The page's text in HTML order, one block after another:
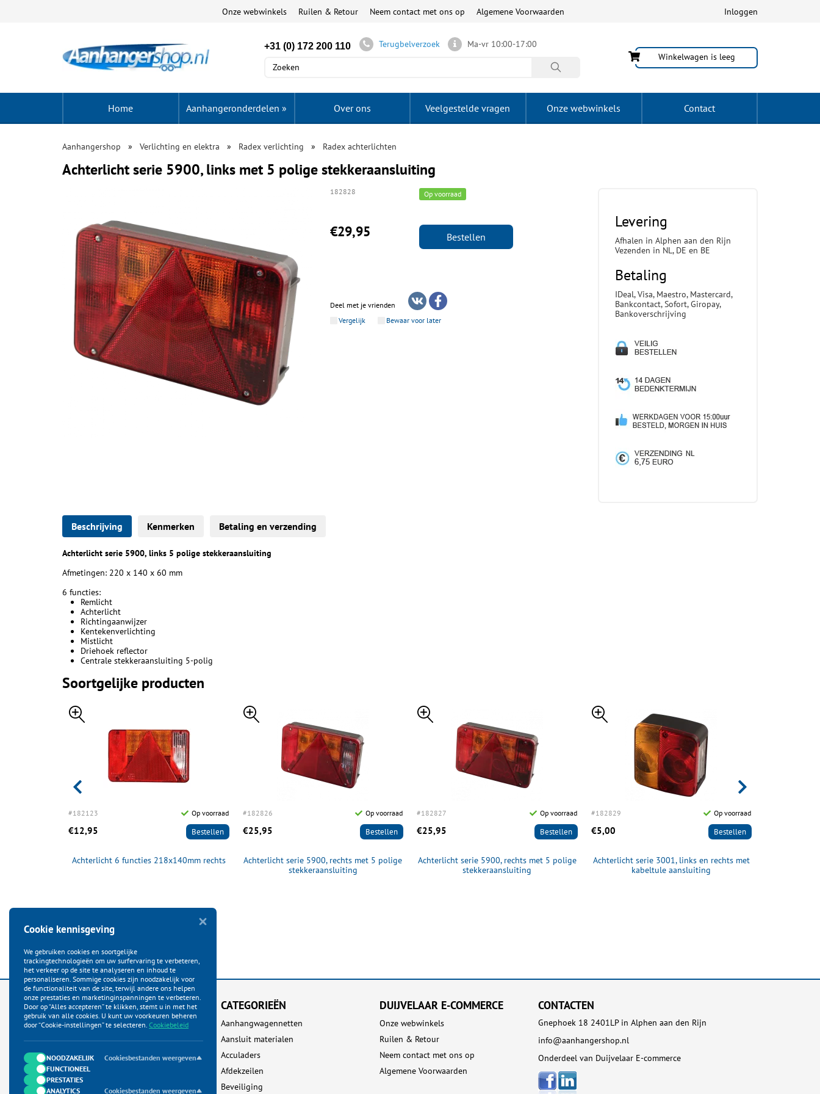
Inloggen
Onze webwinkels Ruilen & Retour Neem contact met ons op Algemene Voorwaarden
+31 (0) 172 200 110 Terugbelverzoek
Ma-vr 10:00-17:00
Winkelwagen is leeg
Home Aanhangeronderdelen » Over ons Veelgestelde vragen Onze webwinkels Contact
Aanhangershop Verlichting en elektra Radex verlichting Radex achterlichten
Achterlicht serie 5900, links met 5 polige stekkeraansluiting
182828 Op voorraad
€29,95 Bestellen
Deel met je vrienden
Vergelijk
Bewaar voor later
Levering
Afhalen in Alphen aan den Rijn
Vezenden in NL, DE en BE
Betaling
IDeal, Visa, Maestro, Mastercard,
Bankcontact, Sofort, Giropay,
Bankoverschrijving
Beschrijving Kenmerken Betaling en verzending
Achterlicht serie 5900, links 5 polige stekkeraansluiting
Afmetingen: 220 x 140 x 60 mm
6 functies:
Remlicht
Achterlicht
Richtingaanwijzer
Kentekenverlichting
Mistlicht
Driehoek reflector
Centrale stekkeraansluiting 5-polig
Soortgelijke producten
#182123 Op voorraad
€12,95 Bestellen
Achterlicht 6 functies 218x140mm rechts
#182826 Op voorraad
€25,95 Bestellen
Achterlicht serie 5900, rechts met 5 polige
stekkeraansluiting
#182827 Op voorraad
€25,95 Bestellen
Achterlicht serie 5900, rechts met 5 polige
stekkeraansluiting
#182829 Op voorraad
€5,00 Bestellen
Achterlicht serie 3001, links en rechts met
kabeltule aansluiting
KLANTENSERVICE
Startpagina
Bestellen
Betalen
Verzenden
Ruilen & Retour
CATEGORIEËN
Aanhangwagennetten
Aansluit materialen
Acculaders
Afdekzeilen
Beveiliging
DUIJVELAAR E-COMMERCE
Onze webwinkels
Ruilen & Retour
Neem contact met ons op
Algemene Voorwaarden
CONTACTEN
Gnephoek 18 2401LP in Alphen aan den Rijn
info@aanhangershop.nl
Onderdeel van Duijvelaar E-commerce
Cookie kennisgeving
We gebruiken cookies en soortgelijke
trackingtechnologieën om uw surfervaring te verbeteren,
het verkeer op de site te analyseren en inhoud te
personaliseren. Sommige cookies zijn noodzakelijk voor
de functionaliteit van de site, terwijl andere ons helpen
onze prestaties en marketinginspanningen te verbeteren.
Door op “Alles accepteren” te klikken, stemt u in met het
gebruik van alle cookies. U kunt uw voorkeuren beheren
door “Cookie-instellingen” te selecteren. Cookiebeleid
NOODZAKELIJK
Cookiesbestanden weergeven
FUNCTIONEEL
PRESTATIES
ANALYTICS
Cookiesbestanden weergeven